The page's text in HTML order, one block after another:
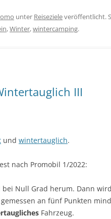
unter Reisezieleveröffentlicht.
,Winter,wintercamping.
III
und wintertauglich.
nach Promobil 1/2022:
Null Grad herum. Dann
an fünf Punkten
Fahrzeug.